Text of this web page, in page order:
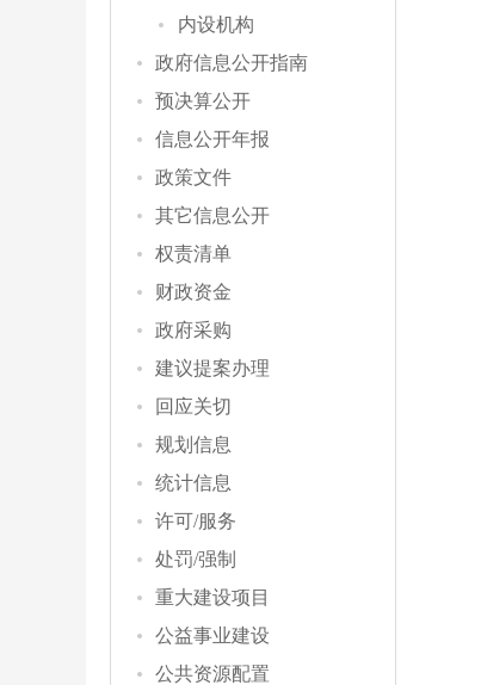
内设机构
政府信息公开指南
预决算公开
信息公开年报
政策文件
其它信息公开
权责清单
财政资金
政府采购
建议提案办理
回应关切
规划信息
统计信息
许可/服务
处罚/强制
重大建设项目
公益事业建设
公共资源配置